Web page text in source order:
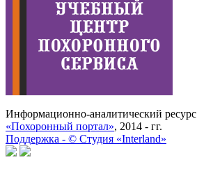
Информационно-аналитический ресурс
«Похоронный портал», 2014 - гг.
Поддержка - © Cтудия «Interland»